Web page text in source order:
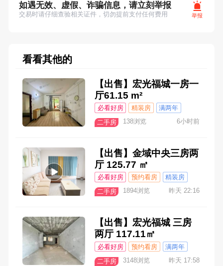
如遇无效、虚假、诈骗信息，请立刻举报
交易时请仔细查验相关证件，切勿提前支付任何费用 举报
看看其他的
【出售】宏光福城一房一
厅61.15 m²
必看好房 精装房
满两年
二手房
138浏览 6小时前
【出售】金域中央三房两
厅 125.77 ㎡
必看好房 预约看房
精装房
二手房
1894浏览 昨天 22:16
【出售】宏光福城 三房
两厅 117.11㎡
必看好房 预约看房
满两年
二手房
3148浏览 昨天 17:58